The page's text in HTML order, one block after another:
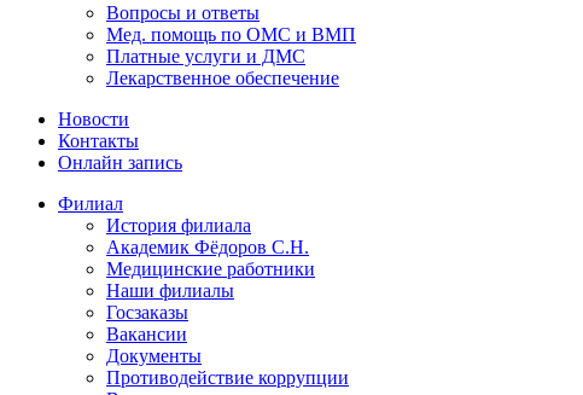
Вопросы и ответы
Мед. помощь по ОМС и ВМП
Платные услуги и ДМС
Лекарственное обеспечение
Новости
Контакты
Онлайн запись
Филиал
История филиала
Академик Фёдоров С.Н.
Медицинские работники
Наши филиалы
Госзаказы
Вакансии
Документы
Противодействие коррупции